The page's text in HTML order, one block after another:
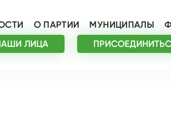
О ПАРТИИ МУНИЦИПАЛЫ
ЛИЦА